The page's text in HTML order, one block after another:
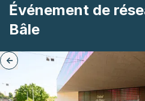
Événement de
Bâle